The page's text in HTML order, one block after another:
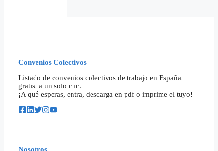
Convenios Colectivos
Listado de convenios colectivos de trabajo en España,
gratis, a un solo clic.
¡A qué esperas, entra, descarga en pdf o imprime el tuyo!
Nosotros